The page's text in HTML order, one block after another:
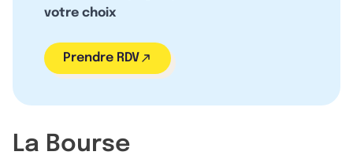
votre choix
Prendre RDV
La Bourse